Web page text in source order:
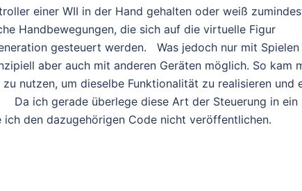
einer WII in der Hand gehalten oder weiß
Handbewegungen, die sich auf die virtuelle Figur
gesteuert werden. Was jedoch nur mit Spielen
aber auch mit anderen Geräten möglich. So kam
nutzen, um dieselbe Funktionalität zu realisieren und
Da ich gerade überlege diese Art der Steuerung in ein
den dazugehörigen Code nicht veröffentlichen.